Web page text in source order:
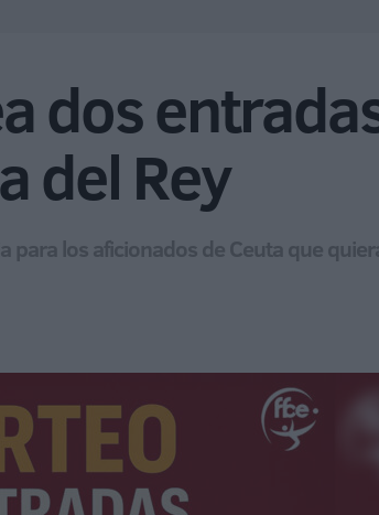
dos
del Rey
para los aficionados de Ceuta que